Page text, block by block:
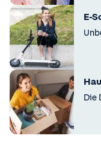
E-
Die